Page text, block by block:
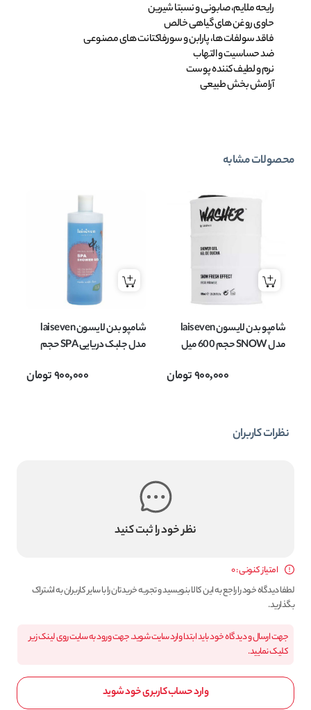
رایحه ملایم، صابونی و نسبتا شیرین
حاوی روغن های گیاهی خالص
فاقد سولفات ها، پارابن و سورفاکتانت های مصنوعی
ضد حساسیت و التهاب
نرم و لطیف کننده پوست
آرامش بخش طبیعی
محصولات مشابه
شامپو بدن لایسون laiseven
مدل SNOW حجم 600 میل
900,000تومان
شامپو بدن لایسون laiseven
مدل جلبک دریایی SPA حجم
900,000تومان
نظرات کاربران
نظر خود را ثبت کنید
امتیاز کنونی : 0
لطفا دیدگاه خود را راجع به این کالا بنویسید و تجربه خریدتان را با سایر کاربران به اشتراک
بگذارید.
جهت ارسال و دیدگاه خود باید ابتدا وارد سایت شوید. جهت ورود به سایت روی لینک زیر
کلیک نمایید.
وارد حساب کاربری خود شوید